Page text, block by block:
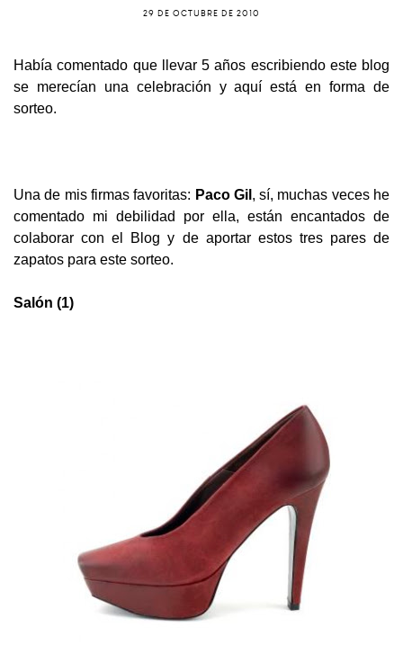
29 DE OCTUBRE DE 2010
Había comentado que llevar 5 años escribiendo este blog
se merecían una celebración y aquí está en forma de
sorteo.
Una de mis firmas favoritas: Paco Gil , sí, muchas veces he
comentado mi debilidad por ella, están encantados de
colaborar con el Blog y de aportar estos tres pares de
zapatos para este sorteo.
Salón (1)